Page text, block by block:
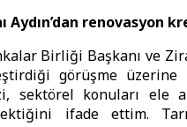
Aydın’dan renovasyon
Birliği Başkanı ve
görüşme
sektörel konuları ele
ifade ettim.